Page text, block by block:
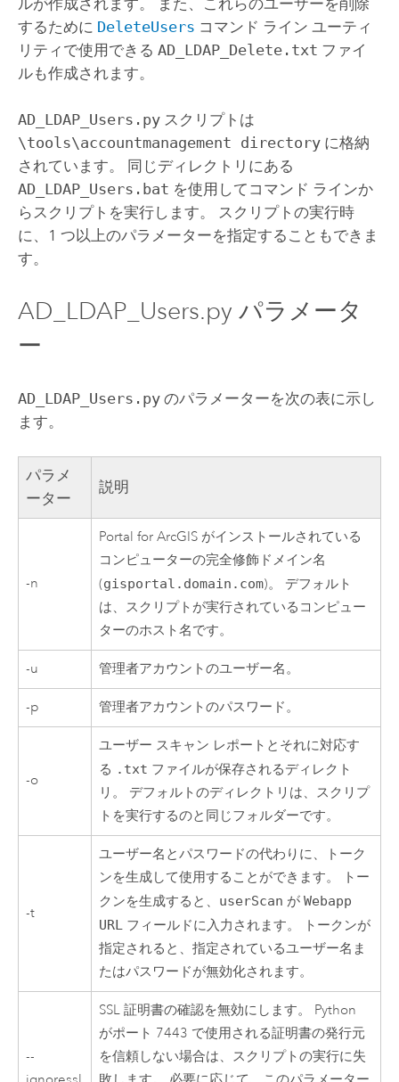
するために DeleteUsers コマンド ライン ユーティ
リティで使用できる AD_LDAP_Delete.txt ファイ
ルも作成されます。
AD_LDAP_Users.pyスクリプトは
\tools\accountmanagement directoryに格納
されています。 同じディレクトリにある
AD_LDAP_Users.bat を使用してコマンド ラインか
らスクリプトを実行します。
スクリプトの実行時
に、1 つ以上のパラメーターを指定することもできま
す。
AD_LDAP_Users.py パラメータ
ー
AD_LDAP_Users.pyのパラメーターを次の表に示し
ます。
パラメ
ーター
説明
-n
Portal for ArcGIS がインストールされている
コンピューターの完全修飾ドメイン名
(gisportal.domain.com)。 デフォルト
は、スクリプトが実行されているコンピュー
ターのホスト名です。
-u 管理者アカウントのユーザー名。
-p 管理者アカウントのパスワード。
-o
ユーザー スキャン レポートとそれに対応す
る .txt ファイルが保存されるディレクト
リ。 デフォルトのディレクトリは、スクリプ
トを実行するのと同じフォルダーです。
-t
ユーザー名とパスワードの代わりに、トーク
ンを生成して使用することができます。 トー
クンを生成すると、 userScan がWebapp
URL フィールドに入力されます。 トークンが
指定されると、指定されているユーザー名ま
たはパスワードが無効化されます。
--
SSL 証明書の確認を無効にします。 Python
がポート 7443 で使用される証明書の発行元
を信頼しない場合は、スクリプトの実行に失